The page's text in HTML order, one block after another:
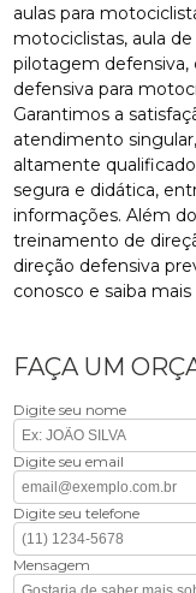
aulas para
motociclistas, aula
pilotagem defensiva,
defensiva para
Garantimos a
atendimento
altamente
segura e didática,
informações. Além
treinamento de
direção defensiva
conosco e saiba
FAÇA UM
Digite seu nome
Digite seu email
Digite seu telefone
Mensagem